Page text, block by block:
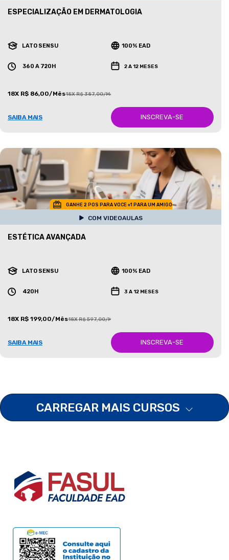
ESPECIALIZAÇÃO EM DERMATOLOGIA
LATO SENSU 100% EAD
360 A 720H 2 A 12 MESES
18X R$ 86,00/Mês18X R$ 387,00/Mês
SAIBA MAIS INSCREVA-SE
GANHE 2 POS PARA VOCE +1 PARA UM AMIGO
COM VIDEOAULAS
ESTÉTICA AVANÇADA
LATO SENSU 100% EAD
420H 3 A 12 MESES
18X R$ 199,00/Mês18X R$ 597,00/Mês
SAIBA MAIS INSCREVA-SE
CARREGAR MAIS CURSOS